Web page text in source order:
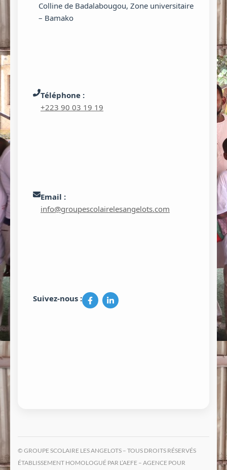
Colline de Badalabougou, Zone universitaire
– Bamako
Téléphone :
+223 90 03 19 19
Email :
info@groupescolairelesangelots.com
Suivez-nous :
© GROUPE SCOLAIRE LES ANGELOTS – TOUS DROITS RÉSERVÉS
ÉTABLISSEMENT HOMOLOGUÉ PAR L’AEFE – AGENCE POUR